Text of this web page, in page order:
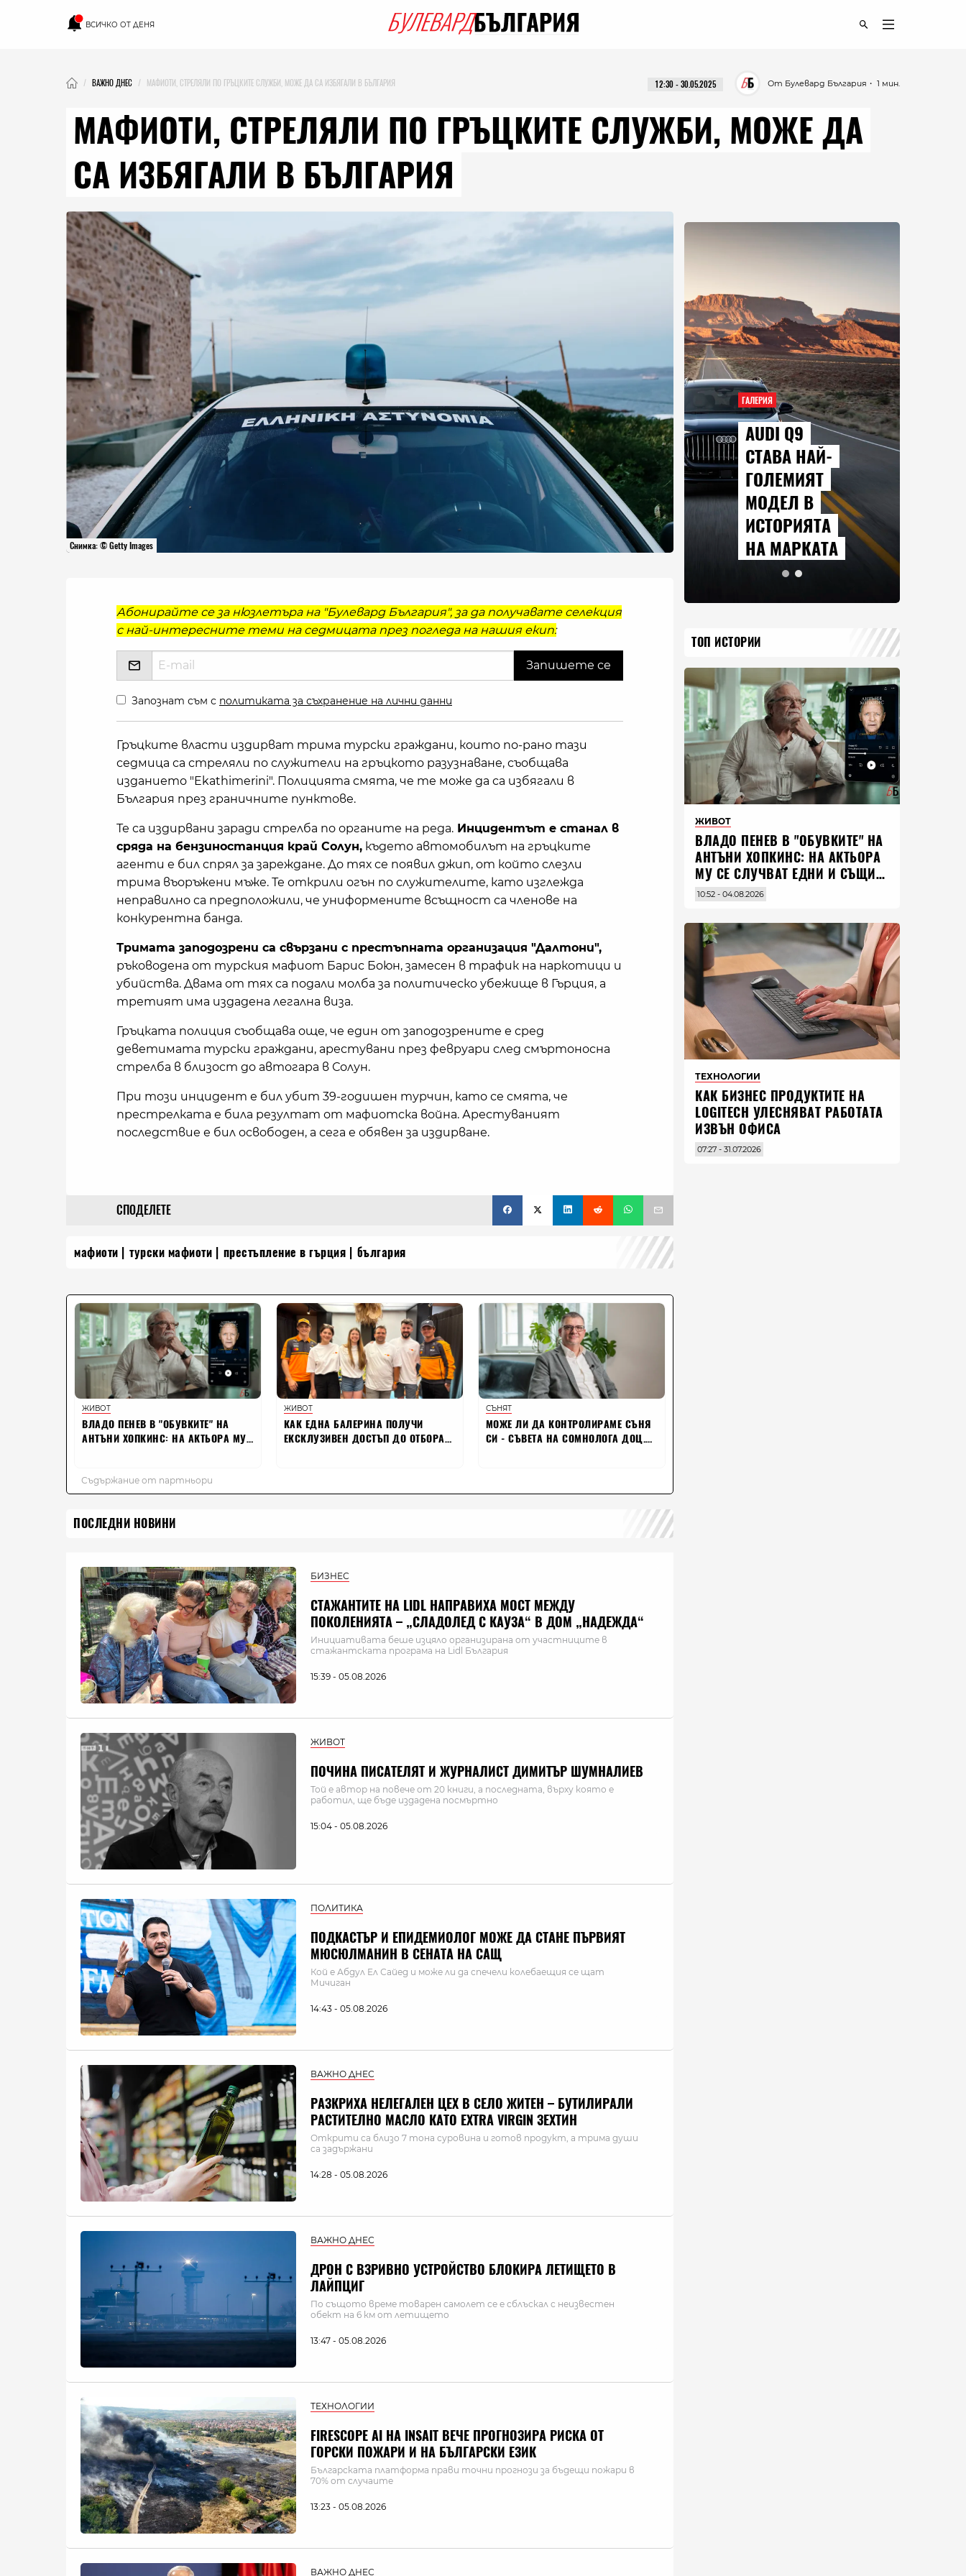
ВСИЧКО ОТ ДЕНЯ
ВАЖНО ДНЕС МАФИОТИ, СТРЕЛЯЛИ ПО ГРЪЦКИТЕ СЛУЖБИ, МОЖЕ ДА СА ИЗБЯГАЛИ В БЪЛГАРИЯ ・ 1 мин.
От Булевард България
12:30 - 30.05.2025
МАФИОТИ, СТРЕЛЯЛИ ПО ГРЪЦКИТЕ СЛУЖБИ, МОЖЕ ДА
СА ИЗБЯГАЛИ В БЪЛГАРИЯ
Снимка: © Getty Images
Абонирайте се за нюзлетъра на "Булевард България", за да получавате селекция
с най-интересните теми на седмицата през погледа на нашия екип:
Запознат съм с политиката за съхранение на лични данни
Гръцките власти издирват трима турски граждани, които по-рано тази
седмица са стреляли по служители на гръцкото разузнаване, съобщава
изданието "Ekathimerini". Полицията смята, че те може да са избягали в
България през граничните пунктове.
Те са издирвани заради стрелба по органите на реда. Инцидентът е станал в
сряда на бензиностанция край Солун, където автомобилът на гръцките
агенти е бил спрял за зареждане. До тях се появил джип, от който слезли
трима въоръжени мъже. Те открили огън по служителите, като изглежда
неправилно са предположили, че униформените всъщност са членове на
конкурентна банда.
Тримата заподозрени са свързани с престъпната организация "Далтони",
ръководена от турския мафиот Барис Боюн, замесен в трафик на наркотици и
убийства. Двама от тях са подали молба за политическо убежище в Гърция, а
третият има издадена легална виза.
Гръцката полиция съобщава още, че един от заподозрените е сред
деветимата турски граждани, арестувани през февруари след смъртоносна
стрелба в близост до автогара в Солун.
При този инцидент е бил убит 39-годишен турчин, като се смята, че
престрелката е била резултат от мафиотска война. Арестуваният
последствие е бил освободен, а сега е обявен за издирване.
СПОДЕЛЕТЕ
мафиоти турски мафиоти престъпление в гърция българия
ПОСЛЕДНИ НОВИНИ
БИЗНЕС
СТАЖАНТИТЕ НА LIDL НАПРАВИХА МОСТ МЕЖДУ
ПОКОЛЕНИЯТА – „СЛАДОЛЕД С КАУЗА“ В ДОМ „НАДЕЖДА“
Инициативата беше изцяло организирана от участниците в
стажантската програма на Lidl България
15:39 - 05.08.2026
ЖИВОТ
ПОЧИНА ПИСАТЕЛЯТ И ЖУРНАЛИСТ ДИМИТЪР ШУМНАЛИЕВ
Той е автор на повече от 20 книги, а последната, върху която е
работил, ще бъде издадена посмъртно
15:04 - 05.08.2026
ПОЛИТИКА
ПОДКАСТЪР И ЕПИДЕМИОЛОГ МОЖЕ ДА СТАНЕ ПЪРВИЯТ
МЮСЮЛМАНИН В СЕНАТА НА САЩ
Кой е Абдул Ел Сайед и може ли да спечели колебаещия се щат
Мичиган
14:43 - 05.08.2026
ВАЖНО ДНЕС
РАЗКРИХА НЕЛЕГАЛЕН ЦЕХ В СЕЛО ЖИТЕН – БУТИЛИРАЛИ
РАСТИТЕЛНО МАСЛО КАТО EXTRA VIRGIN ЗЕХТИН
Открити са близо 7 тона суровина и готов продукт, а трима души
са задържани
14:28 - 05.08.2026
ВАЖНО ДНЕС
ДРОН С ВЗРИВНО УСТРОЙСТВО БЛОКИРА ЛЕТИЩЕТО В
ЛАЙПЦИГ
По същото време товарен самолет се е сблъскал с неизвестен
обект на 6 км от летището
13:47 - 05.08.2026
ТЕХНОЛОГИИ
FIRESCOPE AI НА INSAIT ВЕЧЕ ПРОГНОЗИРА РИСКА ОТ
ГОРСКИ ПОЖАРИ И НА БЪЛГАРСКИ ЕЗИК
Българската платформа прави точни прогнози за бъдещи пожари в
70% от случаите
13:23 - 05.08.2026
ВАЖНО ДНЕС
ГАЛЕРИЯ
AUDI Q9
СТАВА НАЙ-
ГОЛЕМИЯТ
МОДЕЛ В
ИСТОРИЯТА
НА МАРКАТА
ТОП ИСТОРИИ
ЖИВОТ
ВЛАДO ПЕНЕВ В "ОБУВКИТЕ" НА
АНТЪНИ ХОПКИНС: НА АКТЬОРА
МУ СЕ СЛУЧВАТ ЕДНИ И СЪЩИ
НЕЩА ПО ЦЕЛИЯ СВЯТ
10:52 - 04.08.2026
ТЕХНОЛОГИИ
КАК БИЗНЕС ПРОДУКТИТЕ НА
LOGITECH УЛЕСНЯВАТ РАБОТАТА
ИЗВЪН ОФИСА
07:27 - 31.07.2026